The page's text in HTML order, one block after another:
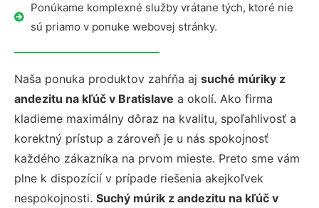
Ponúkame komplexné služby vrátane tých, ktoré nie
sú priamo v ponuke webovej stránky.
Naša ponuka produktov zahŕňa aj suché múriky z
andezitu na kľúč v Bratislave a okolí. Ako firma
kladieme maximálny dôraz na kvalitu, spoľahlivosť a
korektný prístup a zároveň je u nás spokojnosť
každého zákazníka na prvom mieste. Preto sme vám
plne k dispozícií v prípade riešenia akejkoľvek
nespokojnosti. Suchý múrik z andezitu na kľúč v